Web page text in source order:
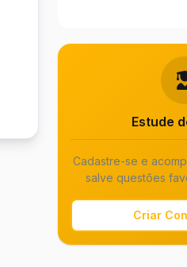
Estude
Cadastre-se e
salve questões
Criar